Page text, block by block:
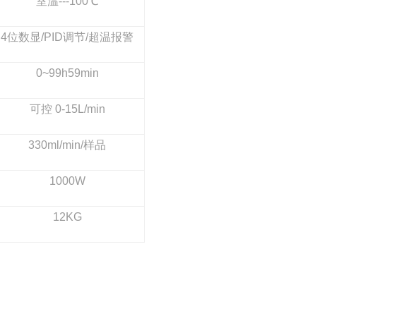
4位数显/PID调节/超温报警
0~99h59min
可控 0-15L/min
330ml/min/样品
1000W
12KG